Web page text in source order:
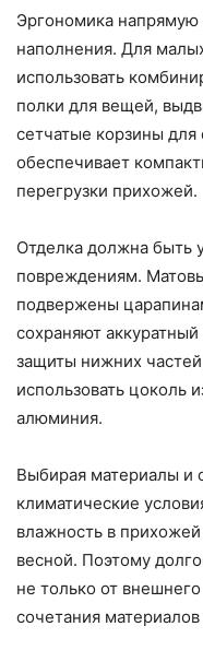
Эргономика напрямую
наполнения. Для
использовать
полки для вещей,
сетчатые корзины
обеспечивает
перегрузки прихожей.
Отделка должна быть
повреждениям.
подвержены
сохраняют
защиты нижних
использовать цоколь
алюминия.
Выбирая материалы и
климатические
влажность в
весной. Поэтому
не только от
сочетания материалов